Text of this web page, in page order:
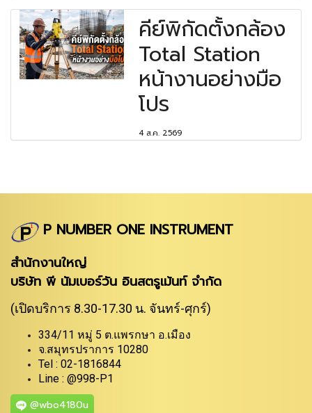
คีย์พิกัดตั้งกล้อง
Total Station
หน้างานอย่างมือ
โปร
4 ส.ค. 2569
P NUMBER ONE INSTRUMENT
สำนักงานใหญ่
บริษัท พี นัมเบอร์วัน อินสตรูเม้นท์ จำกัด
(เปิดบริการ 8.30-17.30 น. จันทร์-ศุกร์)
334/11 หมู่ 5 ต.แพรกษา อ.เมือง
จ.สมุทรปราการ 10280
Tel : 02-1816844
Line : @998-P1
@wbo4180u